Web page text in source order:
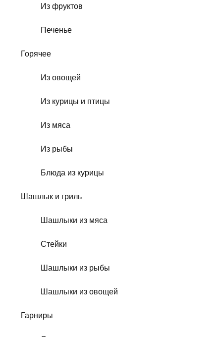
Из фруктов
Печенье
Горячее
Из овощей
Из курицы и птицы
Из мяса
Из рыбы
Блюда из курицы
Шашлык и гриль
Шашлыки из мяса
Стейки
Шашлыки из рыбы
Шашлыки из овощей
Гарниры